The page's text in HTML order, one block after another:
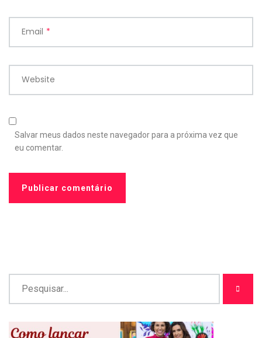
Email *
Website
Salvar meus dados neste navegador para a próxima vez que
eu comentar.